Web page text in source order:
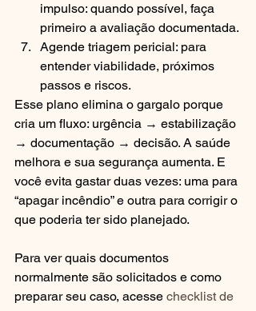
impulso: quando possível, faça
primeiro a avaliação documentada.
Agende triagem pericial: para
entender viabilidade, próximos
passos e riscos.
Esse plano elimina o gargalo porque
cria um fluxo: urgência → estabilização
→ documentação → decisão. A saúde
melhora e sua segurança aumenta. E
você evita gastar duas vezes: uma para
“apagar incêndio” e outra para corrigir o
que poderia ter sido planejado.
Para ver quais documentos
normalmente são solicitados e como
preparar seu caso, acesse checklist de